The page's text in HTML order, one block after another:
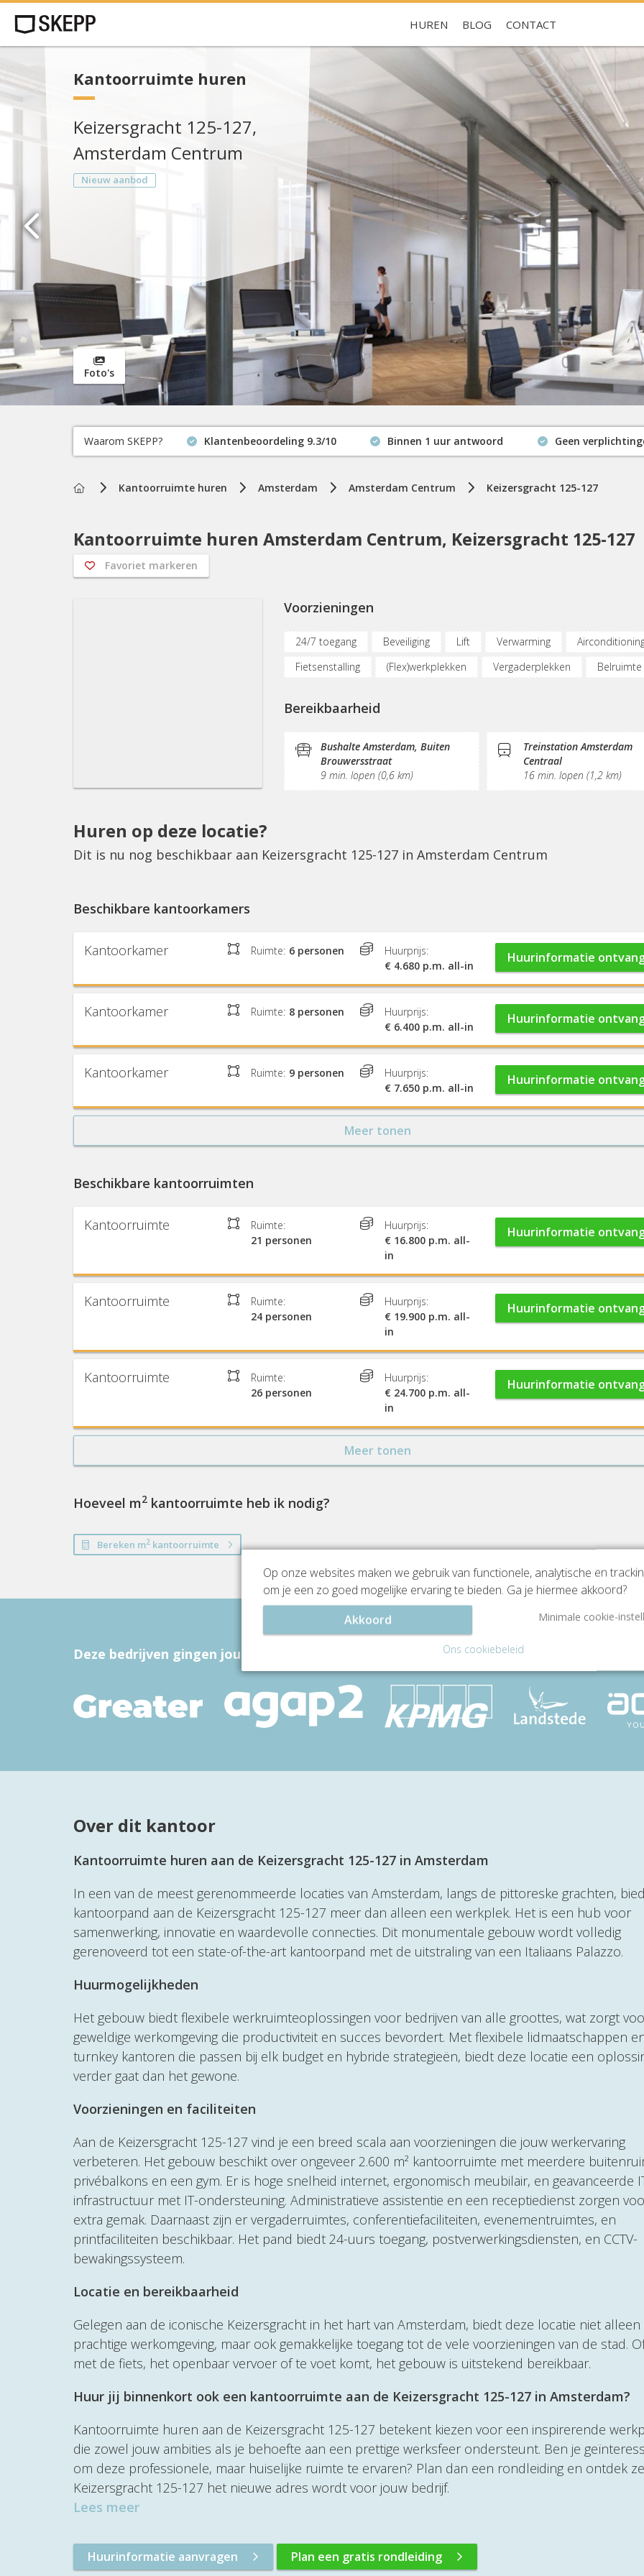
HUREN BLOG CONTACT
Je hebt nog geen favorieten
Kantoorruimte huren
Keizersgracht 125-127,
Amsterdam Centrum
Nieuw aanbod
Foto's
Waarom SKEPP? Klantenbeoordeling 9.3/10 Binnen 1 uur antwoord
Geen
Home
Kantoorruimte huren Amsterdam Amsterdam Centrum Keizersgracht 125-127
Kantoorruimte huren Amsterdam Centrum, Keizersgracht 125-127
Favoriet markeren
Voorzieningen
24/7 toegang Beveiliging Lift Verwarming
Fietsenstalling
(Flex)werkplekken Vergaderplekken
Belruimte
Sociaal hart
Restaurant
Schoonmaak
Receptie Postverwerking Fitnessruimte
Bereikbaarheid
Bushalte Amsterdam, Buiten
Brouwersstraat
9 min. lopen (0,6 km)
Treinstation Amsterdam
Centraal
16 min. lopen (1,2 km)
Huren op deze locatie?
Dit is nu nog beschikbaar aan Keizersgracht 125-127 in Amsterdam Centrum
Beschikbare kantoorkamers
Kantoorkamer Ruimte: 6 personen
Huurprijs:
€ 4.680 p.m. all-in
Huurinformatie
Kantoorkamer Ruimte: 8 personen
Huurprijs:
€ 6.400 p.m. all-in
Huurinformatie
Kantoorkamer Ruimte: 9 personen
Huurprijs:
€ 7.650 p.m. all-in
Huurinformatie
Meer tonen
Beschikbare kantoorruimten
Kantoorruimte
Ruimte:
21 personen
Huurprijs:
€ 16.800 p.m. all-
in
Huurinformatie
Kantoorruimte
Ruimte:
24 personen
Huurprijs:
€ 19.900 p.m. all-
in
Huurinformatie
Kantoorruimte
Ruimte:
26 personen
Huurprijs:
€ 24.700 p.m. all-
in
Huurinformatie
Meer tonen
Hoeveel m2 kantoorruimte heb ik nodig?
Bereken m2 kantoorruimte
Deze bedrijven gingen jou voor
Over dit kantoor
Kantoorruimte huren aan de Keizersgracht 125-127 in Amsterdam
In een van de meest gerenommeerde locaties van Amsterdam, langs de pittoreske grachten,
kantoorpand aan de Keizersgracht 125-127 meer dan alleen een werkplek. Het is een hub voor
samenwerking, innovatie en waardevolle connecties. Dit monumentale gebouw wordt volledig
gerenoveerd tot een state-of-the-art kantoorpand met de uitstraling van een Italiaans Palazzo.
Huurmogelijkheden
Het gebouw biedt flexibele werkruimteoplossingen voor bedrijven van alle groottes, wat zorgt
geweldige werkomgeving die productiviteit en succes bevordert. Met flexibele lidmaatschappen
turnkey kantoren die passen bij elk budget en hybride strategieën, biedt deze locatie een
verder gaat dan het gewone.
Voorzieningen en faciliteiten
Aan de Keizersgracht 125-127 vind je een breed scala aan voorzieningen die jouw werkervaring
verbeteren. Het gebouw beschikt over ongeveer 2.600 m² kantoorruimte met meerdere
privébalkons en een gym. Er is hoge snelheid internet, ergonomisch meubilair, en geavanceerde
infrastructuur met IT-ondersteuning. Administratieve assistentie en een receptiedienst zorgen
extra gemak. Daarnaast zijn er vergaderruimtes, conferentiefaciliteiten, evenementruimtes, en
printfaciliteiten beschikbaar. Het pand biedt 24-uurs toegang, postverwerkingsdiensten, en CCTV-
bewakingssysteem.
Locatie en bereikbaarheid
Gelegen aan de iconische Keizersgracht in het hart van Amsterdam, biedt deze locatie niet alleen
prachtige werkomgeving, maar ook gemakkelijke toegang tot de vele voorzieningen van de stad.
met de fiets, het openbaar vervoer of te voet komt, het gebouw is uitstekend bereikbaar.
Huur jij binnenkort ook een kantoorruimte aan de Keizersgracht 125-127 in Amsterdam?
Kantoorruimte huren aan de Keizersgracht 125-127 betekent kiezen voor een inspirerende
die zowel jouw ambities als je behoefte aan een prettige werksfeer ondersteunt. Ben je
om deze professionele, maar huiselijke ruimte te ervaren? Plan dan een rondleiding en ontdek
Keizersgracht 125-127 het nieuwe adres wordt voor jouw bedrijf.
Lees meer
Huurinformatie aanvragen Plan een gratis rondleiding
Op onze websites maken we gebruik van functionele, analytische en
om je een zo goed mogelijke ervaring te bieden. Ga je hiermee akkoord?
Akkoord
Minimale cookie-
Ons cookiebeleid